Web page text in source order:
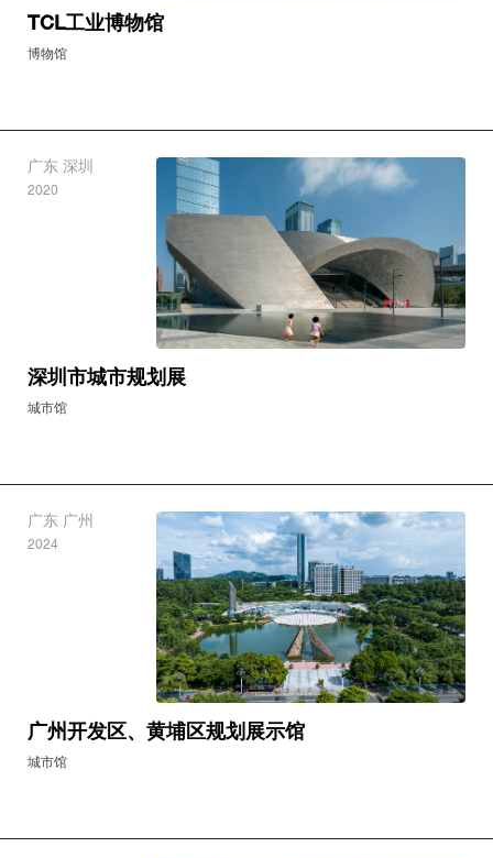
TCL工业博物馆
博物馆
广东 深圳
2020
深圳市城市规划展
城市馆
广东 广州
2024
广州开发区、黄埔区规划展示馆
城市馆